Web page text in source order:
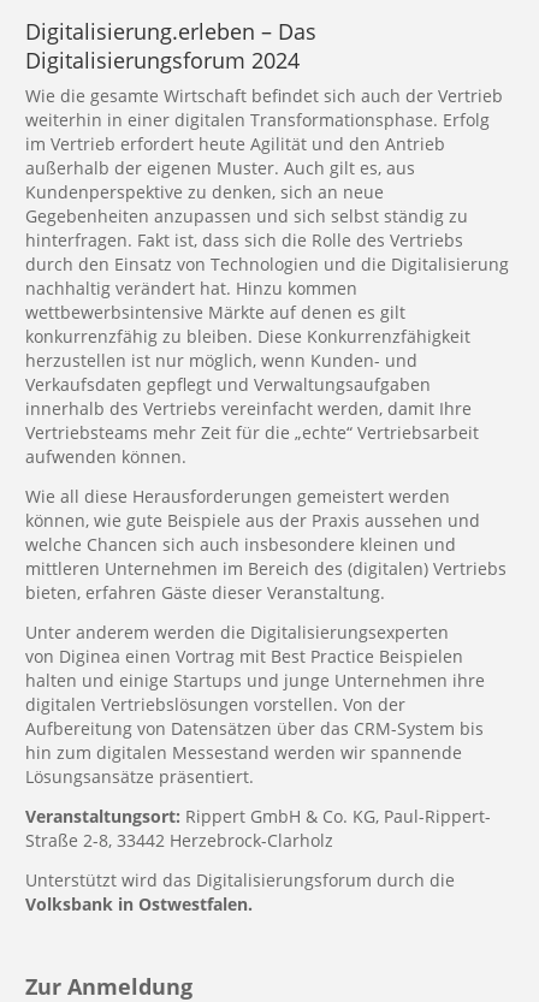
Digitalisierung.erleben – Das
Digitalisierungsforum 2024
Wie die gesamte Wirtschaft befindet sich auch der Vertrieb
weiterhin in einer digitalen Transformationsphase. Erfolg
im Vertrieb erfordert heute Agilität und den Antrieb
außerhalb der eigenen Muster. Auch gilt es, aus
Kundenperspektive zu denken, sich an neue
Gegebenheiten anzupassen und sich selbst ständig zu
hinterfragen. Fakt ist, dass sich die Rolle des Vertriebs
durch den Einsatz von Technologien und die Digitalisierung
nachhaltig verändert hat. Hinzu kommen
wettbewerbsintensive Märkte auf denen es gilt
konkurrenzfähig zu bleiben. Diese Konkurrenzfähigkeit
herzustellen ist nur möglich, wenn Kunden- und
Verkaufsdaten gepflegt und Verwaltungsaufgaben
innerhalb des Vertriebs vereinfacht werden, damit Ihre
Vertriebsteams mehr Zeit für die „echte“ Vertriebsarbeit
aufwenden können.
Wie all diese Herausforderungen gemeistert werden
können, wie gute Beispiele aus der Praxis aussehen und
welche Chancen sich auch insbesondere kleinen und
mittleren Unternehmen im Bereich des (digitalen) Vertriebs
bieten, erfahren Gäste dieser Veranstaltung.
Unter anderem werden die Digitalisierungsexperten
von Diginea einen Vortrag mit Best Practice Beispielen
halten und einige Startups und junge Unternehmen ihre
digitalen Vertriebslösungen vorstellen. Von der
Aufbereitung von Datensätzen über das CRM-System bis
hin zum digitalen Messestand werden wir spannende
Lösungsansätze präsentiert.
Veranstaltungsort: Rippert GmbH & Co. KG, Paul-Rippert-
Straße 2-8, 33442 Herzebrock-Clarholz
Unterstützt wird das Digitalisierungsforum durch die
Volksbank in Ostwestfalen.
Zur Anmeldung